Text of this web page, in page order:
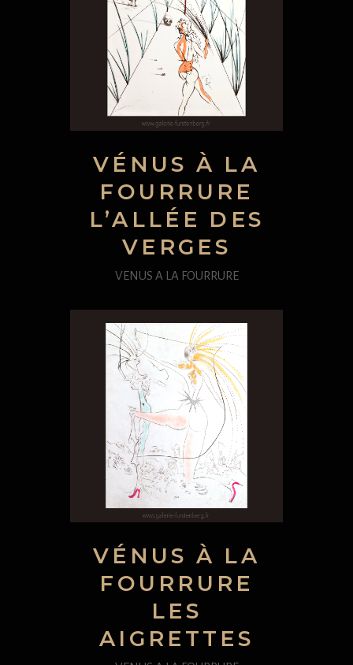
VÉNUS À LA
FOURRURE
L’ALLÉE DES
VERGES
VENUS A LA FOURRURE
VÉNUS À LA
FOURRURE
LES
AIGRETTES